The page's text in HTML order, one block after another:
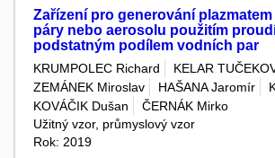
Zařízení pro generování
páry nebo aerosolu použitím
podstatným podílem vodních par
KRUMPOLEC Richard
KELAR
ZEMÁNEK Miroslav
HAŠANA Jaromír
KOVÁČIK Dušan
ČERNÁK Mirko
Užitný vzor, průmyslový vzor
Rok: 2019